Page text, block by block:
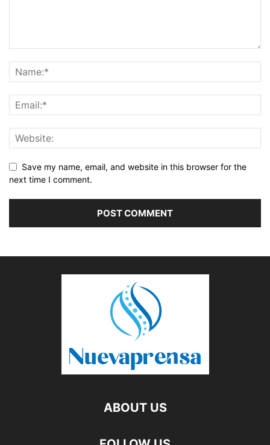
Save my name, email, and website in this browser for the
next time I comment.
ABOUT US